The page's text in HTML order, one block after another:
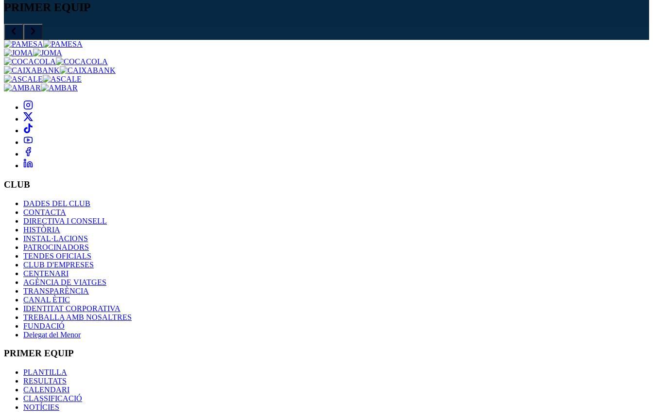
PRIMER EQUIP
CLUB
DADES DEL CLUB
CONTACTA
DIRECTIVA I CONSELL
HISTÒRIA
INSTAL·LACIONS
PATROCINADORS
TENDES OFICIALS
CLUB D'EMPRESES
CENTENARI
AGÈNCIA DE VIATGES
TRANSPARÈNCIA
CANAL ÈTIC
IDENTITAT CORPORATIVA
TREBALLA AMB NOSALTRES
FUNDACIÓ
Delegat del Menor
PRIMER EQUIP
PLANTILLA
RESULTATS
CALENDARI
CLASSIFICACIÓ
NOTÍCIES